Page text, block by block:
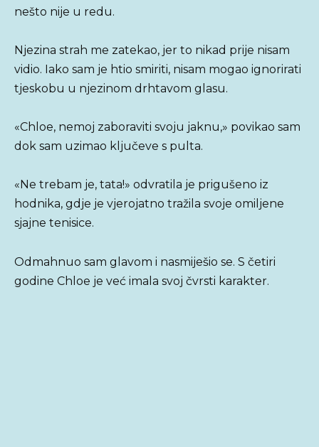
nešto nije u redu.
Njezina strah me zatekao, jer to nikad prije nisam
vidio. Iako sam je htio smiriti, nisam mogao ignorirati
tjeskobu u njezinom drhtavom glasu.
«Chloe, nemoj zaboraviti svoju jaknu,» povikao sam
dok sam uzimao ključeve s pulta.
«Ne trebam je, tata!» odvratila je prigušeno iz
hodnika, gdje je vjerojatno tražila svoje omiljene
sjajne tenisice.
Odmahnuo sam glavom i nasmiješio se. S četiri
godine Chloe je već imala svoj čvrsti karakter.